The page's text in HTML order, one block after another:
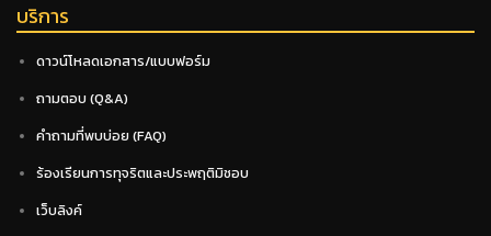
บริการ
ดาวน์โหลดเอกสาร/แบบฟอร์ม
ถามตอบ (Q&A)
คำถามที่พบบ่อย (FAQ)
ร้องเรียนการทุจริตและประพฤติมิชอบ
เว็บลิงค์